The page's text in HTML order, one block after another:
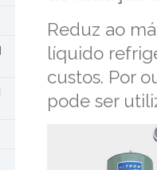
Reduz ao
líquido
custos. Por
pode ser